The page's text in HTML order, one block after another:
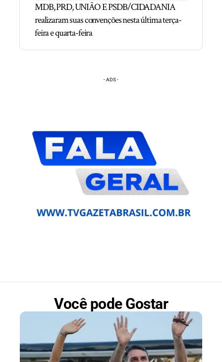
MDB, PRD, UNIÃO E PSDB/CIDADANIA
realizaram suas convenções nesta última terça-
feira e quarta-feira
- ADS -
Você pode Gostar